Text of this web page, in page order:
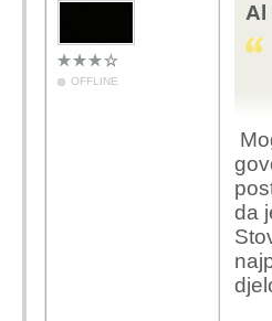
OFFLINE
Al
da